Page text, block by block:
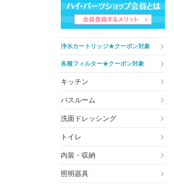
浄水カートリッジ★クーポン対象
各種フィルター★クーポン対象
キッチン
バスルーム
洗面ドレッシング
トイレ
内装・収納
照明器具